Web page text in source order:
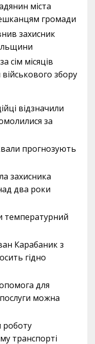
міста
громади
захисник
сім місяців
збору
відзначили
за
прогнозують
захисника
два роки
температурний
Карабаник з
гідно
для
послуги можна
роботу
транспорті